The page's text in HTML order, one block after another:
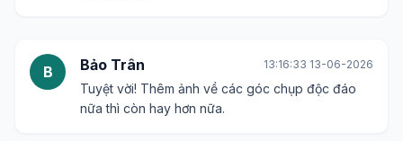
B Bảo Trân 13:16:33 13-06-2026
Tuyệt vời! Thêm ảnh về các góc chụp độc đáo
nữa thì còn hay hơn nữa.